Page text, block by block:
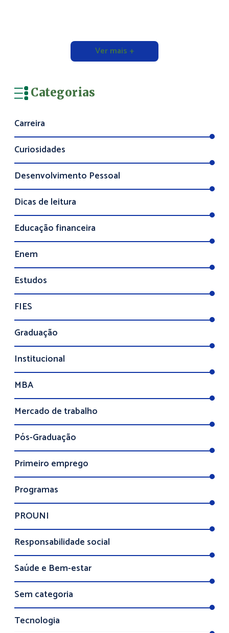
Ver mais +
Categorias
Carreira
Curiosidades
Desenvolvimento Pessoal
Dicas de leitura
Educação financeira
Enem
Estudos
FIES
Graduação
Institucional
MBA
Mercado de trabalho
Pós-Graduação
Primeiro emprego
Programas
PROUNI
Responsabilidade social
Saúde e Bem-estar
Sem categoria
Tecnologia